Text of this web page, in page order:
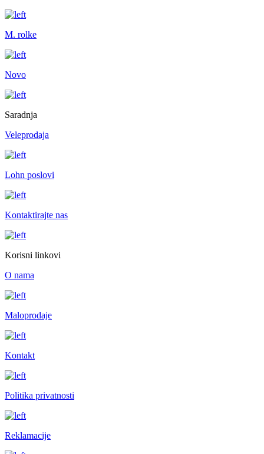
M. rolke
Novo
Saradnja
Veleprodaja
Lohn poslovi
Kontaktirajte nas
Korisni linkovi
O nama
Maloprodaje
Kontakt
Politika privatnosti
Reklamacije